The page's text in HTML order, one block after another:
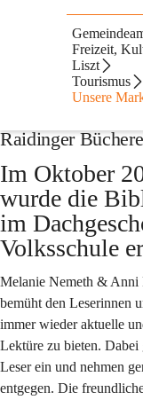
Freizeit,
Liszt
Tourismus
Unsere
Raidinger
Im Oktober
wurde die
im
Volksschule
Melanie Nemeth & Anni
bemüht den Leserinnen
immer wieder aktuelle
Lektüre zu bieten. Dabei
Leser ein und nehmen
entgegen. Die